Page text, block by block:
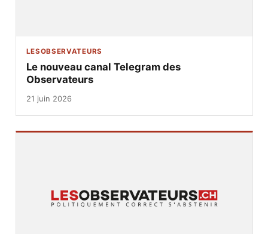
LESOBSERVATEURS
Le nouveau canal Telegram des
Observateurs
21 juin 2026